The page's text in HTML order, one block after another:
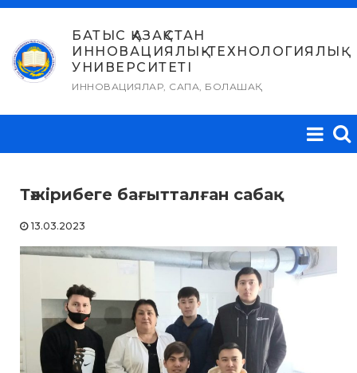
Skip
content
БАТЫС ҚАЗАҚСТАН
ИННОВАЦИЯЛЫҚ-ТЕХНОЛОГИЯЛЫҚ
УНИВЕРСИТЕТІ
ИННОВАЦИЯЛАР, САПА, БОЛАШАҚ
Тәжірибеге бағытталған сабақ
13.03.2023